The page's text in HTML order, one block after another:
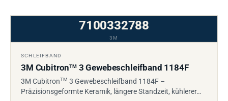
7100332788
3M
SCHLEIFBAND
3M CubitronTM3 Gewebeschleifband 1184F
3M CubitronTM 3 Gewebeschleifband 1184F –
Präzisionsgeformte Keramik, längere Standzeit, kühlerer…